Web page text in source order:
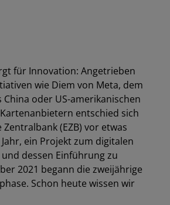
für Innovation: Angetrieben
wie Diem von Meta, dem
China oder US-amerikanischen
entschied sich
(EZB) vor etwas
ein Projekt zum digitalen
dessen Einführung zu
2021 begann die zweijährige
Schon heute wissen wir